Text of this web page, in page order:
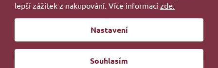
lepší zážitek z nakupování. Více informací zde.
Nastavení
Souhlasím
Vytvořil Shoptet
. Všechna práva vyhrazena.
Redesign byFilipesmedia 🧡